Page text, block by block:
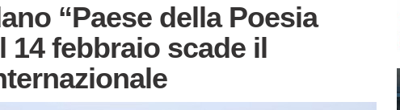
“Paese della Poesia
14 febbraio scade il